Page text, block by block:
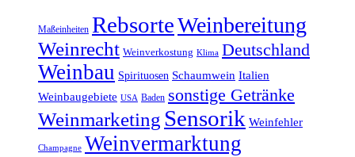
Maßeinheiten RebsorteWeinbereitung
Weinrecht Weinverkostung Klima Deutschland
Weinbau Spirituosen Schaumwein Italien
Weinbaugebiete USA Baden sonstige Getränke
Weinmarketing Sensorik Weinfehler
Champagne Weinvermarktung